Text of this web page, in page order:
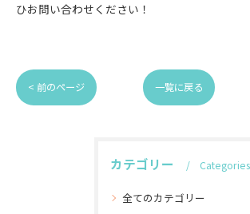
ひお問い合わせください！
< 前のページ 一覧に戻る
カテゴリー Categories
全てのカテゴリー